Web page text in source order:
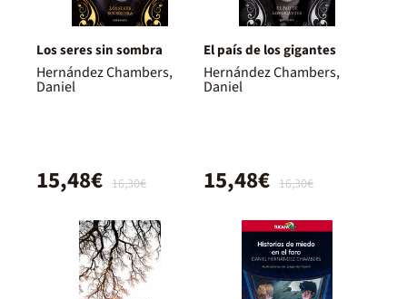
Los seres sin sombra
Hernández Chambers,
Daniel
16,30€
15,48€
El país de los gigantes
Hernández Chambers,
Daniel
16,30€
15,48€